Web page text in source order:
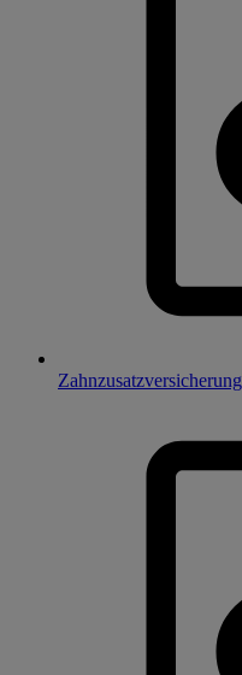
Zahnzusatzversicherung